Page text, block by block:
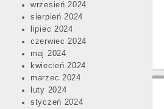
wrzesień 2024
sierpień 2024
lipiec 2024
czerwiec 2024
maj 2024
kwiecień 2024
marzec 2024
luty 2024
styczeń 2024